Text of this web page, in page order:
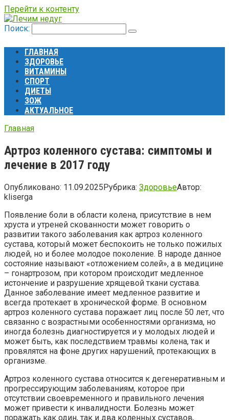
Перейти к контенту
Поиск:
ГЛАВНАЯ
ЗДОРОВЬЕ
ВИТАМИНЫ
СПОРТ
ДИЕТЫ
ЗОЖ
АКТУАЛЬНОЕ
Главная
Артроз коленного сустава: симптомы и
лечение в 2017 году
Опубликовано: 11.09.2025Рубрика: ЗдоровьеАвтор:
kliserga
Появление боли в области колена, присутствие в нем
хруста и утреней скованности может говорить о
развитии такого заболевания как артроз коленного
сустава, который может беспокоить не только пожилых
людей, но и более молодое поколение. В народе данное
состояние называют «отложением солей», а в медицине
– гонартрозом, при котором происходит медленное
истончение и разрушение хрящевой ткани сустава.
Данное заболевание имеет медленное развитие и
всегда протекает в хронической форме. В основном
артроз коленного сустава поражает лиц после 50 лет, что
связанно с возрастными особенностями организма, но
иногда болезнь диагностируется и у молодых людей и
может быть, как последствием травмы колена, так и
провялятся на фоне других нарушений, протекающих в
организме.
Артроз коленного сустава относится к дегенеративным и
прогрессирующим заболеваниям, которое при
отсутствии своевременного и правильного лечения
может привести к инвалидности. Болезнь может
поражать как один, так и два коленных суставов,